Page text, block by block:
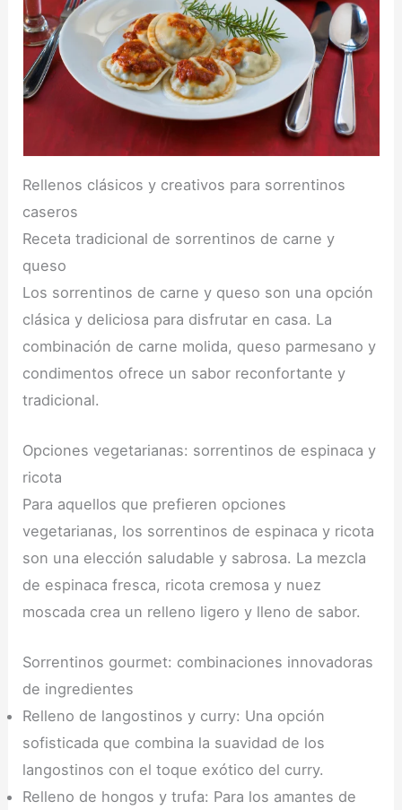
Rellenos clásicos y creativos para sorrentinos
caseros
Receta tradicional de sorrentinos de carne y
queso
Los sorrentinos de carne y queso son una opción
clásica y deliciosa para disfrutar en casa. La
combinación de carne molida, queso parmesano y
condimentos ofrece un sabor reconfortante y
tradicional.
Opciones vegetarianas: sorrentinos de espinaca y
ricota
Para aquellos que prefieren opciones
vegetarianas, los sorrentinos de espinaca y ricota
son una elección saludable y sabrosa. La mezcla
de espinaca fresca, ricota cremosa y nuez
moscada crea un relleno ligero y lleno de sabor.
Sorrentinos gourmet: combinaciones innovadoras
de ingredientes
Relleno de langostinos y curry: Una opción
sofisticada que combina la suavidad de los
langostinos con el toque exótico del curry.
Relleno de hongos y trufa: Para los amantes de